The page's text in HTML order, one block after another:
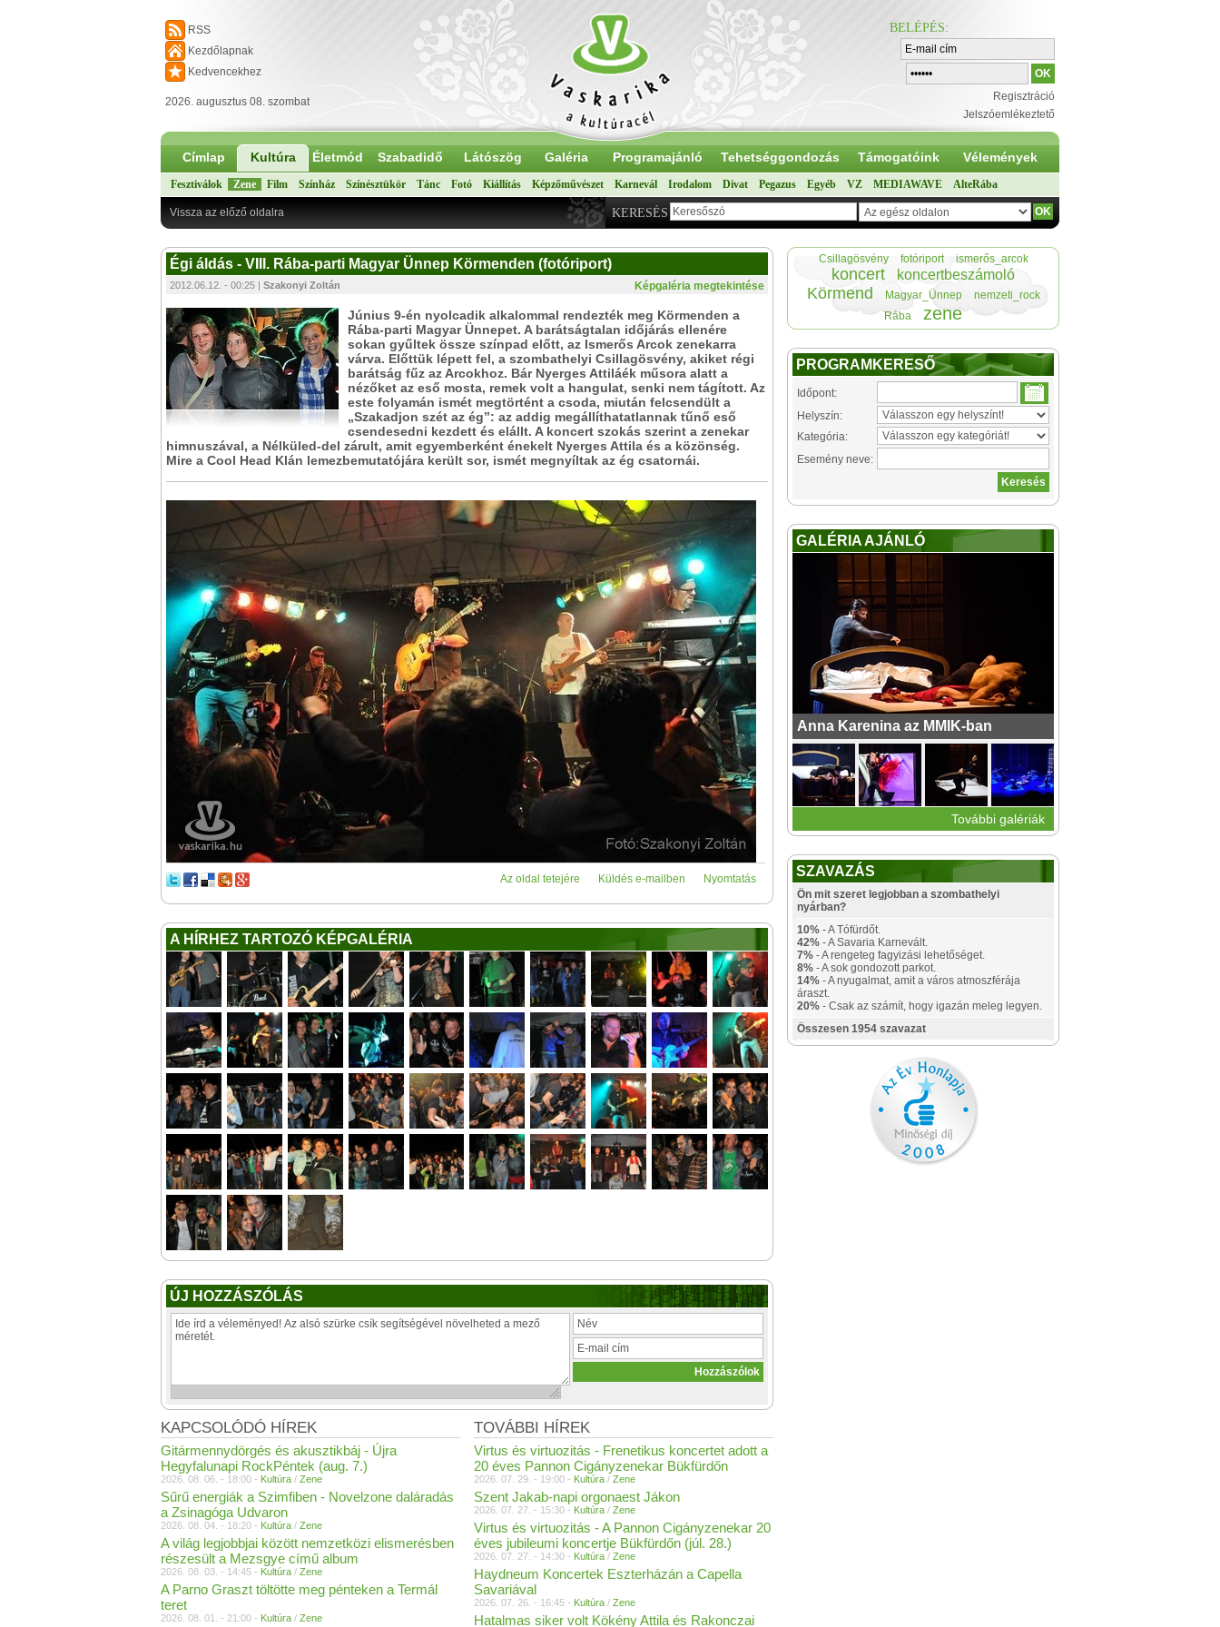
RSS
Kezdőlapnak
Kedvencekhez
2026. augusztus 08. szombat
BELÉPÉS:
Regisztráció
Jelszóemlékeztető
Címlap Kultúra Életmód Szabadidő Látószög Galéria Programajánló Tehetséggondozás Támogatóink Vélemények
Fesztiválok Zene Film Színház Színésztükör Tánc Fotó Kiállítás Képzőművészet Karnevál Irodalom Divat Pegazus Egyéb VZ MEDIAWAVE AlteRába
KERESÉS
Vissza az előző oldalra
Égi áldás - VIII. Rába-parti Magyar Ünnep Körmenden (fotóriport)
Képgaléria megtekintése
2012.06.12. - 00:25 | Szakonyi Zoltán
Június 9-én nyolcadik alkalommal rendezték meg Körmenden a
Rába-parti Magyar Ünnepet. A barátságtalan időjárás ellenére
sokan gyűltek össze színpad előtt, az Ismerős Arcok zenekarra
várva. Előttük lépett fel, a szombathelyi Csillagösvény, akiket régi
barátság fűz az Arcokhoz. Bár Nyerges Attiláék műsora alatt a
nézőket az eső mosta, remek volt a hangulat, senki nem tágított. Az
este folyamán ismét megtörtént a csoda, miután felcsendült a
„Szakadjon szét az ég”: az addig megállíthatatlannak tűnő eső
csendesedni kezdett és elállt. A koncert szokás szerint a zenekar
himnuszával, a Nélküled-del zárult, amit egyemberként énekelt Nyerges Attila és a közönség.
Mire a Cool Head Klán lemezbemutatójára került sor, ismét megnyíltak az ég csatornái.
Nyomtatás
Küldés e-mailben
Az oldal tetejére
A HÍRHEZ TARTOZÓ KÉPGALÉRIA
ÚJ HOZZÁSZÓLÁS
TOVÁBBI HÍREK
Virtus és virtuozitás - Frenetikus koncertet adott a
20 éves Pannon Cigányzenekar Bükfürdőn
2026. 07. 29. - 19:00 - Kultúra / Zene
Szent Jakab-napi orgonaest Jákon
2026. 07. 27. - 15:30 - Kultúra / Zene
Virtus és virtuozitás - A Pannon Cigányzenekar 20
éves jubileumi koncertje Bükfürdőn (júl. 28.)
2026. 07. 27. - 14:30 - Kultúra / Zene
Haydneum Koncertek Eszterházán a Capella
Savariával
2026. 07. 26. - 16:45 - Kultúra / Zene
Hatalmas siker volt Kökény Attila és Rakonczai
KAPCSOLÓDÓ HÍREK
Gitármennydörgés és akusztikbáj - Újra
Hegyfalunapi RockPéntek (aug. 7.)
2026. 08. 06. - 18:00 - Kultúra / Zene
Sűrű energiák a Szimfiben - Novelzone daláradás
a Zsinagóga Udvaron
2026. 08. 04. - 18:20 - Kultúra / Zene
A világ legjobbjai között nemzetközi elismerésben
részesült a Mezsgye című album
2026. 08. 03. - 14:45 - Kultúra / Zene
A Parno Graszt töltötte meg pénteken a Termál
teret
2026. 08. 01. - 21:00 - Kultúra / Zene
Csillagösvény fotóriport ismerős_arcok
koncert koncertbeszámoló
Körmend Magyar_Ünnep
nemzeti_rock
Rába
zene
PROGRAMKERESŐ
Időpont:
Helyszín:
Kategória:
Esemény neve:
GALÉRIA AJÁNLÓ
Anna Karenina az MMIK-ban
További galériák
SZAVAZÁS
Ön mit szeret legjobban a szombathelyi
nyárban?
10% - A Tófürdőt.
42% - A Savaria Karnevált.
7% - A rengeteg fagyizási lehetőséget.
8% - A sok gondozott parkot.
14% - A nyugalmat, amit a város atmoszférája
áraszt.
20% - Csak az számít, hogy igazán meleg legyen.
Összesen 1954 szavazat